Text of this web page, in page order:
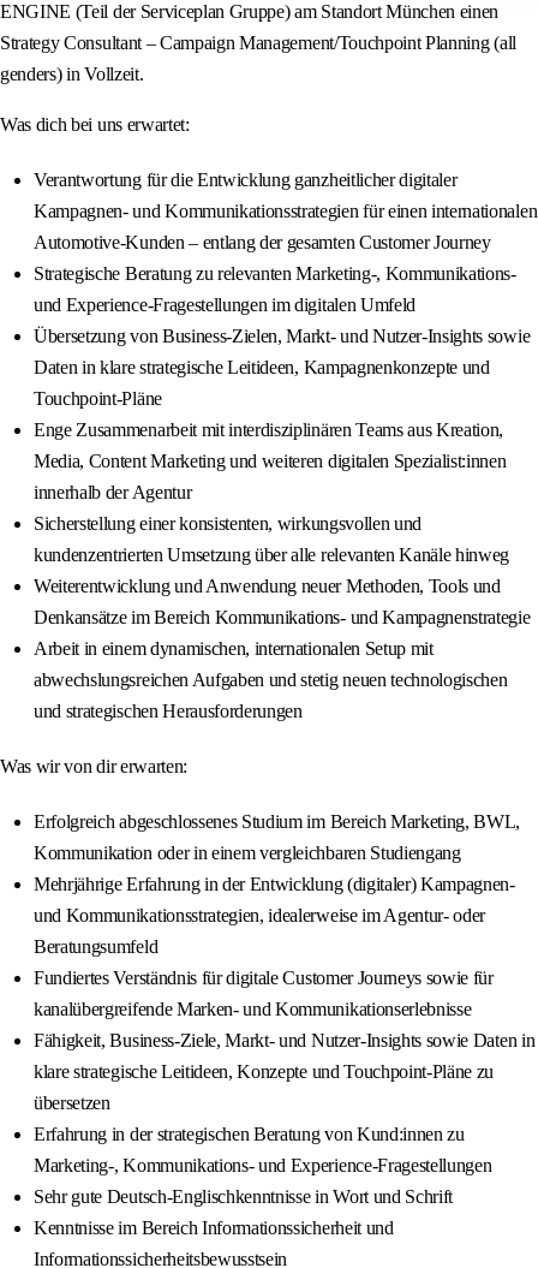
ENGINE (Teil der Serviceplan Gruppe) am Standort München einen
Strategy Consultant – Campaign Management/Touchpoint Planning (all
genders) in Vollzeit.
Was dich bei uns erwartet:
Verantwortung für die Entwicklung ganzheitlicher digitaler
Kampagnen‑ und Kommunikationsstrategien für einen internationalen
Automotive‑Kunden – entlang der gesamten Customer Journey
Strategische Beratung zu relevanten Marketing‑, Kommunikations‑
und Experience‑Fragestellungen im digitalen Umfeld
Übersetzung von Business‑Zielen, Markt‑ und Nutzer‑Insights sowie
Daten in klare strategische Leitideen, Kampagnenkonzepte und
Touchpoint‑Pläne
Enge Zusammenarbeit mit interdisziplinären Teams aus Kreation,
Media, Content Marketing und weiteren digitalen Spezialist:innen
innerhalb der Agentur
Sicherstellung einer konsistenten, wirkungsvollen und
kundenzentrierten Umsetzung über alle relevanten Kanäle hinweg
Weiterentwicklung und Anwendung neuer Methoden, Tools und
Denkansätze im Bereich Kommunikations‑ und Kampagnenstrategie
Arbeit in einem dynamischen, internationalen Setup mit
abwechslungsreichen Aufgaben und stetig neuen technologischen
und strategischen Herausforderungen
Was wir von dir erwarten:
Erfolgreich abgeschlossenes Studium im Bereich Marketing, BWL,
Kommunikation oder in einem vergleichbaren Studiengang
Mehrjährige Erfahrung in der Entwicklung (digitaler) Kampagnen‑
und Kommunikationsstrategien, idealerweise im Agentur‑ oder
Beratungsumfeld
Fundiertes Verständnis für digitale Customer Journeys sowie für
kanalübergreifende Marken‑ und Kommunikationserlebnisse
Fähigkeit, Business‑Ziele, Markt‑ und Nutzer‑Insights sowie Daten in
klare strategische Leitideen, Konzepte und Touchpoint‑Pläne zu
übersetzen
Erfahrung in der strategischen Beratung von Kund:innen zu
Marketing‑, Kommunikations‑ und Experience‑Fragestellungen
Sehr gute Deutsch-Englischkenntnisse in Wort und Schrift
Kenntnisse im Bereich Informationssicherheit und
Informationssicherheitsbewusstsein